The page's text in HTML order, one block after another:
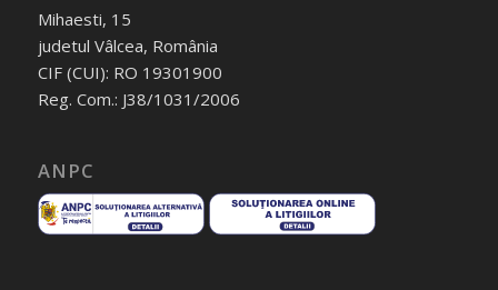
Mihaesti, 15
judetul Vâlcea, România
CIF (CUI): RO 19301900
Reg. Com.: J38/1031/2006
ANPC